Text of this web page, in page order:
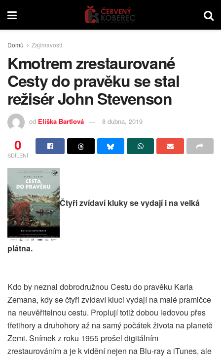
Domů Zajímavosti
Kmotrem zrestaurované
Cesty do pravěku se stal
režisér John Stevenson
od Eliška Bartlová 8 dubna, 2019
0
SDÍLENÍ
Čtyři zvídaví kluky se vydají i na velká
plátna.
Kdo by neznal dobrodružnou Cestu do pravěku Karla
Zemana, kdy se čtyři zvídaví kluci vydají na malé pramičce
na neuvěřitelnou cestu. Proplují totiž dobou ledovou přes
třetihory a druhohory až na samý počátek života na planetě
Zemi. Snímek z roku 1955 prošel digitálním
zrestaurováním a je k vidění nejen na Blu-ray a iTunes, ale